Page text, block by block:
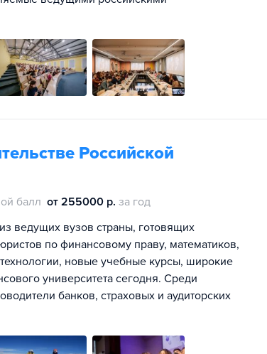
Российской
балл от 255000 р. за год
ведущих вузов страны, готовящих
по финансовому праву, математиков,
новые учебные курсы, широкие
университета сегодня. Среди
банков, страховых и аудиторских